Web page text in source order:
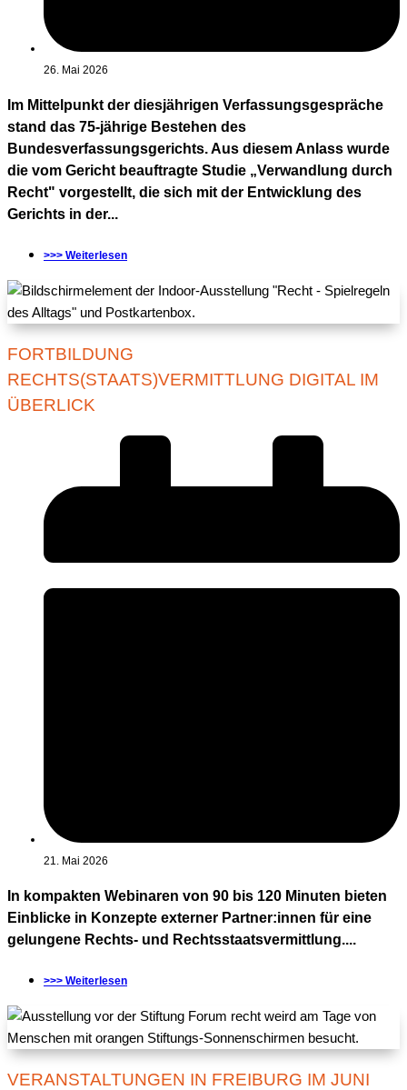
26. Mai 2026
Im Mittelpunkt der diesjährigen Verfassungsgespräche
stand das 75-jährige Bestehen des
Bundesverfassungsgerichts. Aus diesem Anlass wurde
die vom Gericht beauftragte Studie „Verwandlung durch
Recht" vorgestellt, die sich mit der Entwicklung des
Gerichts in der...
>>> Weiterlesen
FORTBILDUNG
RECHTS(STAATS)VERMITTLUNG DIGITAL IM
ÜBERLICK
21. Mai 2026
In kompakten Webinaren von 90 bis 120 Minuten bieten
Einblicke in Konzepte externer Partner:innen für eine
gelungene Rechts- und Rechtsstaatsvermittlung....
>>> Weiterlesen
VERANSTALTUNGEN IN FREIBURG IM JUNI